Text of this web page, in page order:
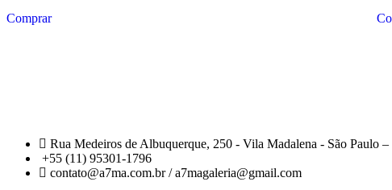
Comprar
Rua Medeiros de Albuquerque, 250 - Vila Madalena - São Paulo –
+55 (11) 95301-1796
contato@a7ma.com.br / a7magaleria@gmail.com